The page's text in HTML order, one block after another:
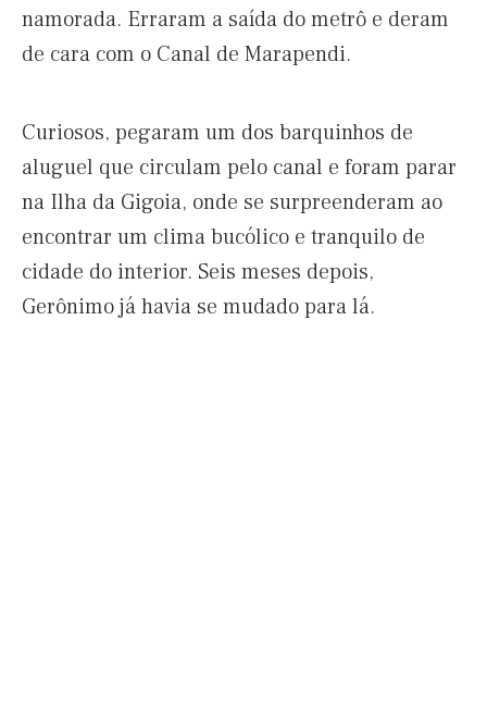
namorada. Erraram a saída do metrô e deram
de cara com o Canal de Marapendi.
Curiosos, pegaram um dos barquinhos de
aluguel que circulam pelo canal e foram parar
na Ilha da Gigoia, onde se surpreenderam ao
encontrar um clima bucólico e tranquilo de
cidade do interior. Seis meses depois,
Gerônimo já havia se mudado para lá.